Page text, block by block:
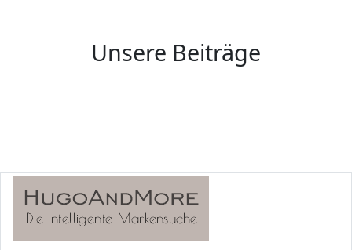
Unsere Beiträge